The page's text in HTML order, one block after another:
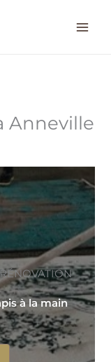
Anneville
à la main